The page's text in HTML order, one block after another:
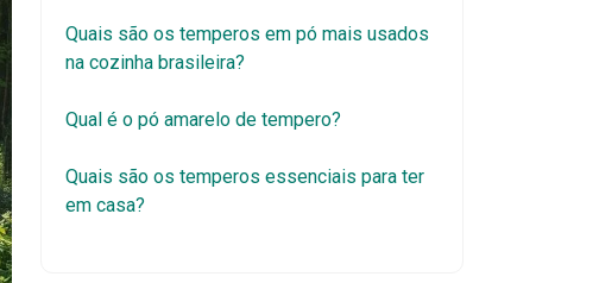
Quais são os temperos em pó mais usados
na cozinha brasileira?
Qual é o pó amarelo de tempero?
Quais são os temperos essenciais para ter
em casa?